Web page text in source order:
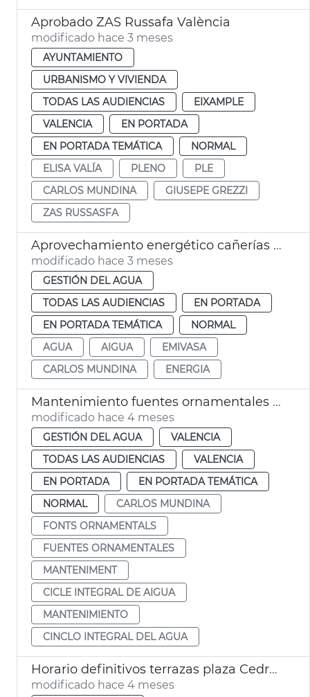
Aprobado ZAS Russafa València
modificado hace 3 meses
AYUNTAMIENTO
URBANISMO Y VIVIENDA
TODAS LAS AUDIENCIAS
EIXAMPLE
VALENCIA
EN PORTADA
EN PORTADA TEMÁTICA
NORMAL
ELISA VALÍA
PLENO
PLE
CARLOS MUNDINA
GIUSEPE GREZZI
ZAS RUSSASFA
Aprovechamiento energético cañerías agua València
modificado hace 3 meses
GESTIÓN DEL AGUA
TODAS LAS AUDIENCIAS
EN PORTADA
EN PORTADA TEMÁTICA
NORMAL
AGUA
AIGUA
EMIVASA
CARLOS MUNDINA
ENERGIA
Mantenimiento fuentes ornamentales de València
modificado hace 4 meses
GESTIÓN DEL AGUA
VALENCIA
TODAS LAS AUDIENCIAS
VALENCIA
EN PORTADA
EN PORTADA TEMÁTICA
NORMAL
CARLOS MUNDINA
FONTS ORNAMENTALS
FUENTES ORNAMENTALES
MANTENIMENT
CICLE INTEGRAL DE AIGUA
MANTENIMIENTO
CINCLO INTEGRAL DEL AGUA
Horario definitivos terrazas plaza Cedre y plaza Hondures
modificado hace 4 meses